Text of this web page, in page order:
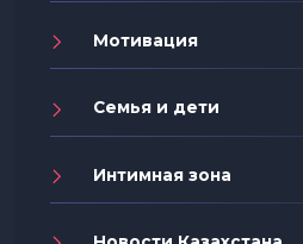
Мотивация
Семья и дети
Интимная зона